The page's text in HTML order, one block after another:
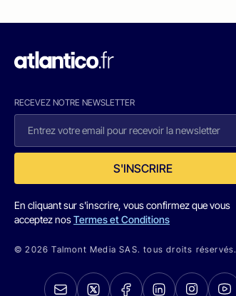
RECEVEZ NOTRE NEWSLETTER
S'INSCRIRE
En cliquant sur s'inscrire, vous confirmez que vous
acceptez nosTermes et Conditions
© 2026 Talmont Media SAS. tous droits réservés.